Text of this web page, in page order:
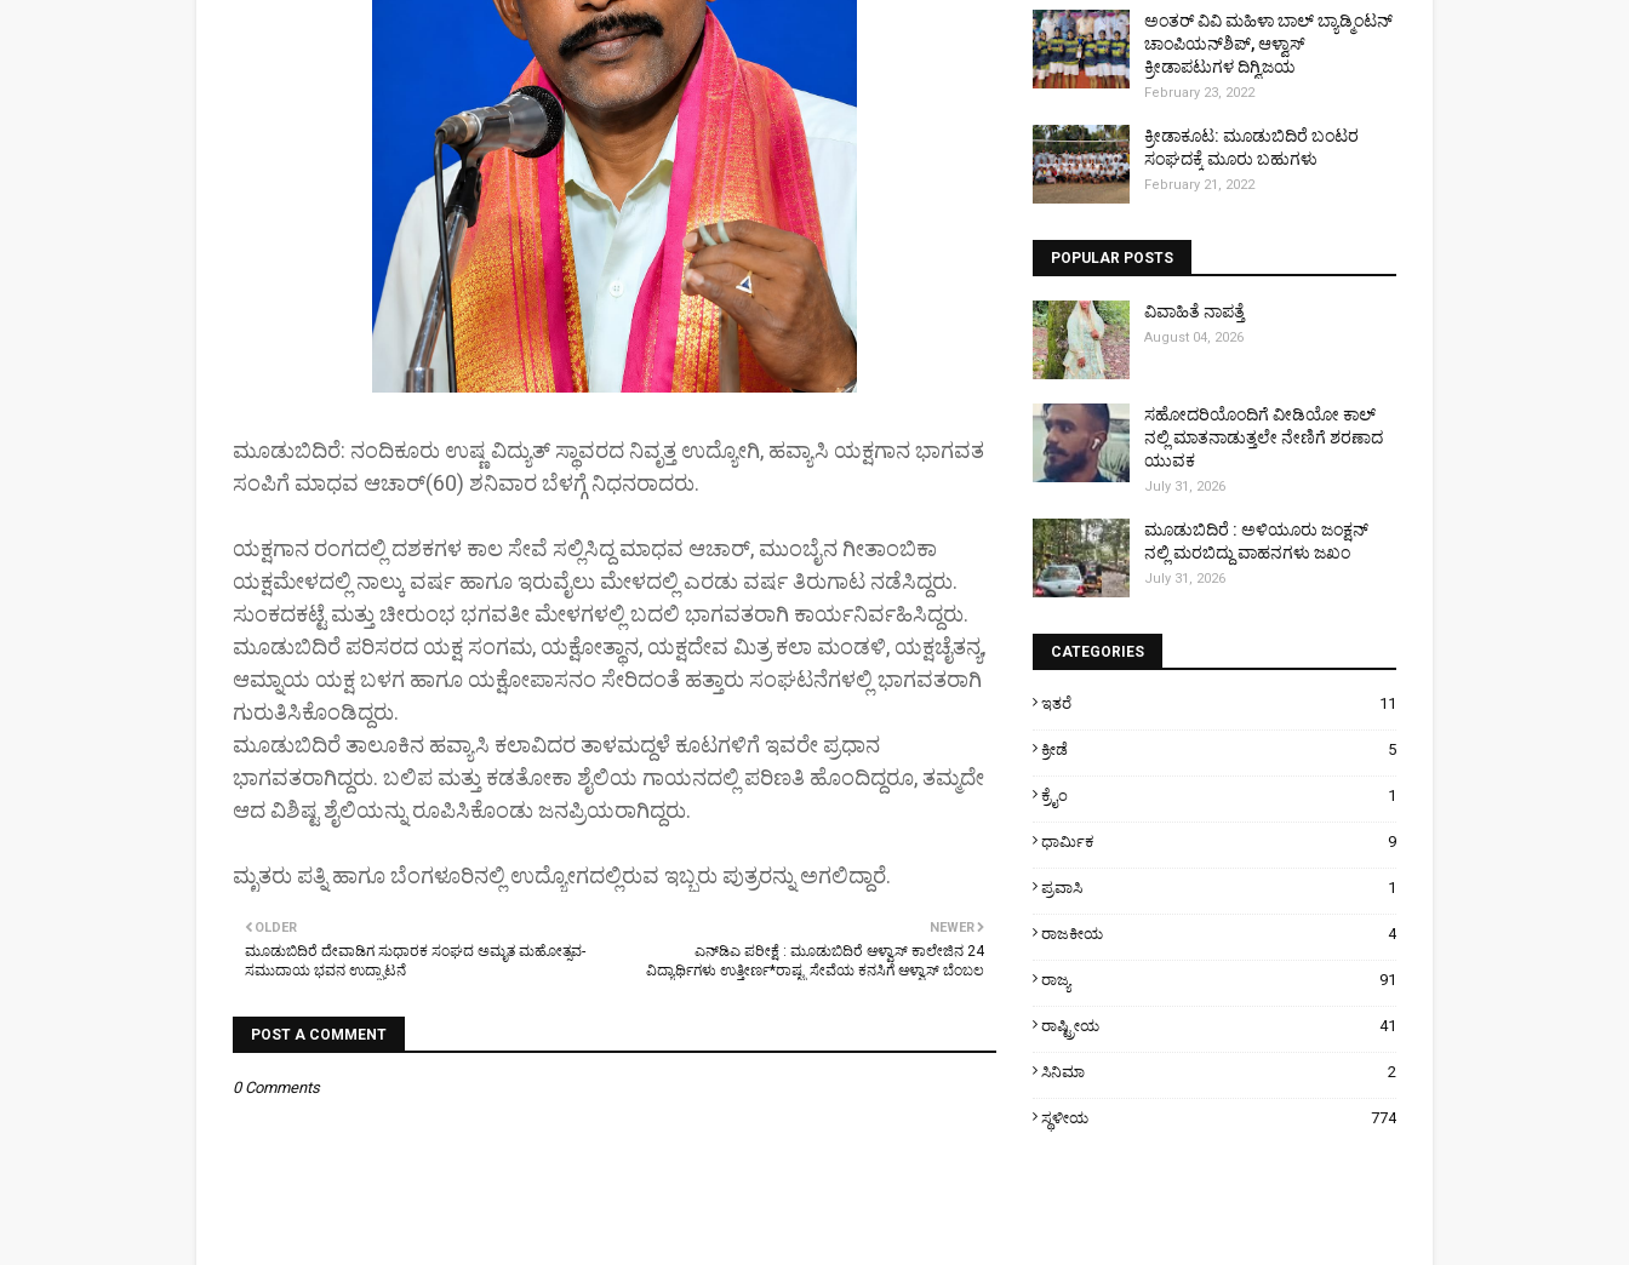
ಮೂಡುಬಿದಿರೆ: ನಂದಿಕೂರು ಉಷ್ಣ ವಿದ್ಯುತ್ ಸ್ಥಾವರದ ನಿವೃತ್ತ ಉದ್ಯೋಗಿ, ಹವ್ಯಾಸಿ ಯಕ್ಷಗಾನ ಭಾಗವತ
ಸಂಪಿಗೆ ಮಾಧವ ಆಚಾರ್(60) ಶನಿವಾರ ಬೆಳಗ್ಗೆ ನಿಧನರಾದರು.
ಯಕ್ಷಗಾನ ರಂಗದಲ್ಲಿ ದಶಕಗಳ ಕಾಲ ಸೇವೆ ಸಲ್ಲಿಸಿದ್ದ ಮಾಧವ ಆಚಾರ್, ಮುಂಬೈನ ಗೀತಾಂಬಿಕಾ
ಯಕ್ಷಮೇಳದಲ್ಲಿ ನಾಲ್ಕು ವರ್ಷ ಹಾಗೂ ಇರುವೈಲು ಮೇಳದಲ್ಲಿ ಎರಡು ವರ್ಷ ತಿರುಗಾಟ ನಡೆಸಿದ್ದರು.
ಸುಂಕದಕಟ್ಟೆ ಮತ್ತು ಚೀರುಂಭ ಭಗವತೀ ಮೇಳಗಳಲ್ಲಿ ಬದಲಿ ಭಾಗವತರಾಗಿ ಕಾರ್ಯನಿರ್ವಹಿಸಿದ್ದರು.
ಮೂಡುಬಿದಿರೆ ಪರಿಸರದ ಯಕ್ಷ ಸಂಗಮ, ಯಕ್ಷೋತ್ಥಾನ, ಯಕ್ಷದೇವ ಮಿತ್ರ ಕಲಾ ಮಂಡಳಿ, ಯಕ್ಷಚೈತನ್ಯ,
ಆಮ್ನಾಯ ಯಕ್ಷ ಬಳಗ ಹಾಗೂ ಯಕ್ಷೋಪಾಸನಂ ಸೇರಿದಂತೆ ಹತ್ತಾರು ಸಂಘಟನೆಗಳಲ್ಲಿ ಭಾಗವತರಾಗಿ
ಗುರುತಿಸಿಕೊಂಡಿದ್ದರು.
ಮೂಡುಬಿದಿರೆ ತಾಲೂಕಿನ ಹವ್ಯಾಸಿ ಕಲಾವಿದರ ತಾಳಮದ್ದಳೆ ಕೂಟಗಳಿಗೆ ಇವರೇ ಪ್ರಧಾನ
ಭಾಗವತರಾಗಿದ್ದರು. ಬಲಿಪ ಮತ್ತು ಕಡತೋಕಾ ಶೈಲಿಯ ಗಾಯನದಲ್ಲಿ ಪರಿಣತಿ ಹೊಂದಿದ್ದರೂ, ತಮ್ಮದೇ
ಆದ ವಿಶಿಷ್ಟ ಶೈಲಿಯನ್ನು ರೂಪಿಸಿಕೊಂಡು ಜನಪ್ರಿಯರಾಗಿದ್ದರು.
ಮೃತರು ಪತ್ನಿ ಹಾಗೂ ಬೆಂಗಳೂರಿನಲ್ಲಿ ಉದ್ಯೋಗದಲ್ಲಿರುವ ಇಬ್ಬರು ಪುತ್ರರನ್ನು ಅಗಲಿದ್ದಾರೆ.
NEWER
ಎನ್‌ಡಿಎ ಪರೀಕ್ಷೆ : ಮೂಡುಬಿದಿರೆ ಆಳ್ವಾಸ್ ಕಾಲೇಜಿನ 24
ವಿದ್ಯಾರ್ಥಿಗಳು ಉತ್ತೀರ್ಣ*ರಾಷ್ಟ್ರ ಸೇವೆಯ ಕನಸಿಗೆ ಆಳ್ವಾಸ್ ಬೆಂಬಲ
OLDER
ಮೂಡುಬಿದಿರೆ ದೇವಾಡಿಗ ಸುಧಾರಕ ಸಂಘದ ಅಮೃತ ಮಹೋತ್ಸವ-
ಸಮುದಾಯ ಭವನ ಉದ್ಘಾಟನೆ
POST A COMMENT
0 Comments
ಅಂತರ್ ವಿವಿ ಮಹಿಳಾ ಬಾಲ್ ಬ್ಯಾಡ್ಮಿಂಟನ್
ಚಾಂಪಿಯನ್‌ಶಿಪ್, ಆಳ್ವಾಸ್
ಕ್ರೀಡಾಪಟುಗಳ ದಿಗ್ವಿಜಯ
February 23, 2022
ಕ್ರೀಡಾಕೂಟ: ಮೂಡುಬಿದಿರೆ ಬಂಟರ
ಸಂಘದಕ್ಕೆ ಮೂರು ಬಹುಗಳು
February 21, 2022
POPULAR POSTS
ವಿವಾಹಿತೆ ನಾಪತ್ತೆ
August 04, 2026
ಸಹೋದರಿಯೊಂದಿಗೆ ವೀಡಿಯೋ ಕಾಲ್
ನಲ್ಲಿ ಮಾತನಾಡುತ್ತಲೇ ನೇಣಿಗೆ ಶರಣಾದ
ಯುವಕ
July 31, 2026
ಮೂಡುಬಿದಿರೆ : ಅಳಿಯೂರು ಜಂಕ್ಷನ್
ನಲ್ಲಿ ಮರಬಿದ್ದು ವಾಹನಗಳು ಜಖಂ
July 31, 2026
CATEGORIES
ಇತರೆ 11
ಕ್ರೀಡೆ 5
ಕ್ರೈಂ 1
ಧಾರ್ಮಿಕ 9
ಪ್ರವಾಸಿ 1
ರಾಜಕೀಯ 4
ರಾಜ್ಯ 91
ರಾಷ್ಟ್ರೀಯ 41
ಸಿನಿಮಾ 2
ಸ್ಥಳೀಯ 774